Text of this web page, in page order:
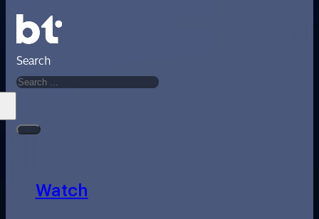
Search
Watch